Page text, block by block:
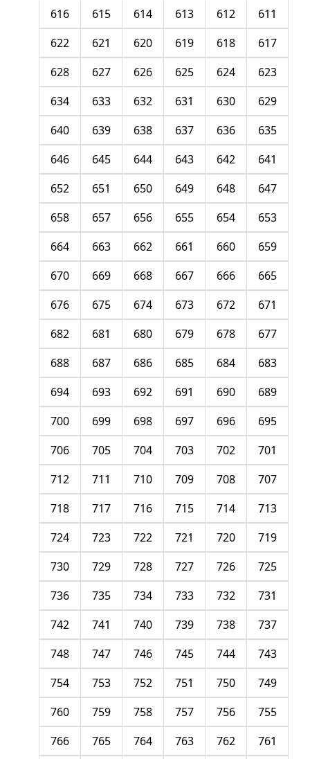
611
612
613
614
615
616
617
618
619
620
621
622
623
624
625
626
627
628
629
630
631
632
633
634
635
636
637
638
639
640
641
642
643
644
645
646
647
648
649
650
651
652
653
654
655
656
657
658
659
660
661
662
663
664
665
666
667
668
669
670
671
672
673
674
675
676
677
678
679
680
681
682
683
684
685
686
687
688
689
690
691
692
693
694
695
696
697
698
699
700
701
702
703
704
705
706
707
708
709
710
711
712
713
714
715
716
717
718
719
720
721
722
723
724
725
726
727
728
729
730
731
732
733
734
735
736
737
738
739
740
741
742
743
744
745
746
747
748
749
750
751
752
753
754
755
756
757
758
759
760
761
762
763
764
765
766